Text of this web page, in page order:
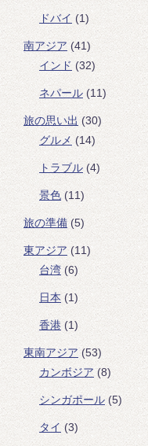
ドバイ (1)
南アジア (41)
インド (32)
ネパール (11)
旅の思い出 (30)
グルメ (14)
トラブル (4)
景色(11)
旅の準備 (5)
東アジア(11)
台湾 (6)
日本 (1)
香港 (1)
東南アジア(53)
カンボジア(8)
シンガポール (5)
タイ(3)